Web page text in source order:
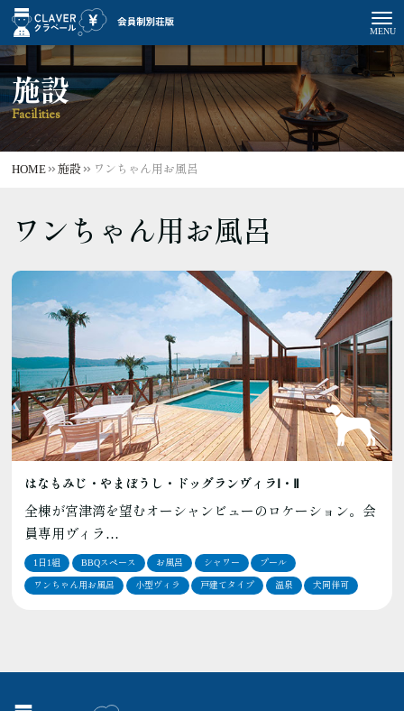
施設
Facilities
HOME 施設 ワンちゃん用お風呂
ワンちゃん用お風呂
はなもみじ・やまぼうし・ドッグランヴィラⅠ・Ⅱ
全棟が宮津湾を望むオーシャンビューのロケーション。会
員専用ヴィラ…
1日1組 BBQスペース お風呂 シャワー プール
ワンちゃん用お風呂 小型ヴィラ 戸建てタイプ 温泉 犬同伴可